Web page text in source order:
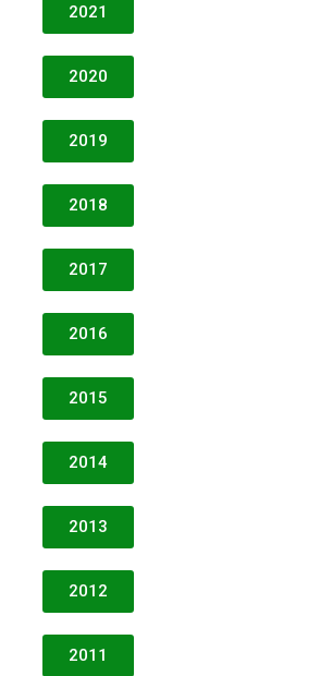
2021
2020
2019
2018
2017
2016
2015
2014
2013
2012
2011